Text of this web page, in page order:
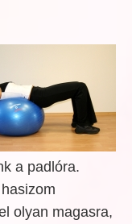
a padlóra.
olyan magasra,